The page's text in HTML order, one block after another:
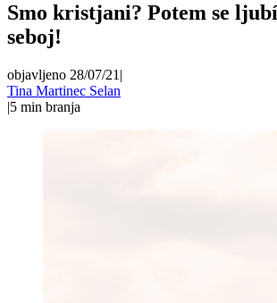
Smo kristjani? Potem se
seboj!
objavljeno 28/07/21 |
Tina Martinec Selan
|5 min branja